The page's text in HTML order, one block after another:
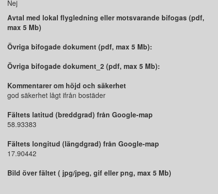
Nej
Avtal med lokal flygledning eller motsvarande bifogas (pdf,
max 5 Mb)
Övriga bifogade dokument (pdf, max 5 Mb):
Övriga bifogade dokument_2 (pdf, max 5 Mb):
Kommentarer om höjd och säkerhet
god säkerhet lågt ifrån bostäder
Fältets latitud (breddgrad) från Google-map
58.93383
Fältets longitud (längdgrad) från Google-map
17.90442
Bild över fältet ( jpg/jpeg, gif eller png, max 5 Mb)